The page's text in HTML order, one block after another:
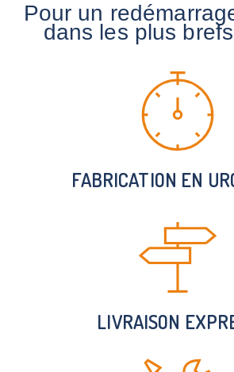
Pour un
dans les plus
FABRICATION EN
LIVRAISON